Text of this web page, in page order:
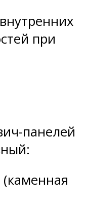
при
панелей